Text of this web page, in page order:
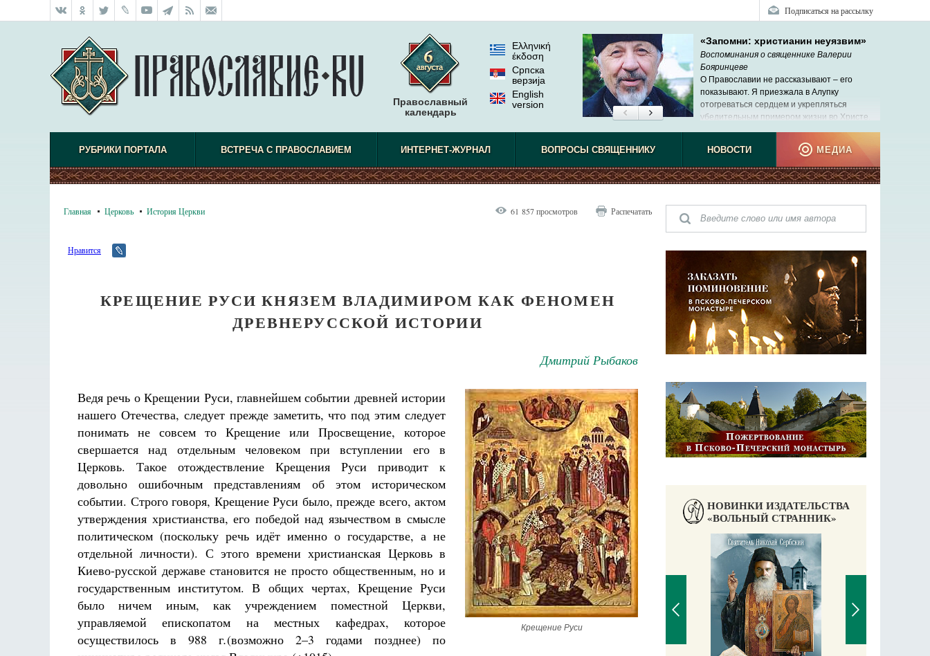
Подписаться на рассылку
Православный
календарь
Ελληνική
έκδοση
Српска
верзиjа
English
version
«Запомни: христианин неуязвим»
Воспоминания о священнике Валерии
Бояринцеве
О Православии не рассказывают ‒ его
показывают. Я приезжала в Алупку
отогреваться сердцем и укрепляться
убедительным примером жизни во Христе.
РУБРИКИ ПОРТАЛА ВСТРЕЧА С ПРАВОСЛАВИЕМ ИНТЕРНЕТ-ЖУРНАЛ ВОПРОСЫ СВЯЩЕННИКУ НОВОСТИ МЕДИА
Главная Церковь История Церкви 61 857 просмотров Распечатать
Нравится
КРЕЩЕНИЕ РУСИ КНЯЗЕМ ВЛАДИМИРОМ КАК ФЕНОМЕН
ДРЕВНЕРУССКОЙ ИСТОРИИ
Дмитрий Рыбаков
Крещение Руси
Ведя речь о Крещении Руси, главнейшем событии древней истории
нашего Отечества, следует прежде заметить, что под этим следует
понимать не совсем то Крещение или Просвещение, которое
свершается над отдельным человеком при вступлении его в
Церковь. Такое отождествление Крещения Руси приводит к
довольно ошибочным представлениям об этом историческом
событии. Строго говоря, Крещение Руси было, прежде всего, актом
утверждения христианства, его победой над язычеством в смысле
политическом (поскольку речь идёт именно о государстве, а не
отдельной личности). С этого времени христианская Церковь в
Киево-русской державе становится не просто общественным, но и
государственным институтом. В общих чертах, Крещение Руси
было ничем иным, как учреждением поместной Церкви,
управляемой епископатом на местных кафедрах, которое
осуществилось в 988 г.(возможно 2–3 годами позднее) по
НОВИНКИ ИЗДАТЕЛЬСТВА
«ВОЛЬНЫЙ СТРАННИК»